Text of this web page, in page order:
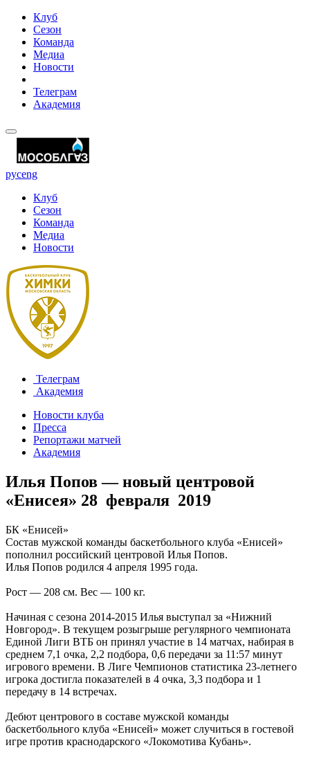
Клуб
Сезон
Команда
Медиа
Новости
Телеграм
Академия
русeng
Клуб
Сезон
Команда
Медиа
Новости
Телеграм
Академия
Новости клуба
Пресса
Репортажи матчей
Академия
Илья Попов — новый центровой
«Енисея» 28 февраля 2019
БК «Енисей»
Состав мужской команды баскетбольного клуба «Енисей»
пополнил российский центровой Илья Попов.
Илья Попов родился 4 апреля 1995 года.
Рост — 208 см. Вес — 100 кг.
Начиная с сезона 2014-2015 Илья выступал за «Нижний
Новгород». В текущем розыгрыше регулярного чемпионата
Единой Лиги ВТБ он принял участие в 14 матчах, набирая в
среднем 7,1 очка, 2,2 подбора, 0,6 передачи за 11:57 минут
игрового времени. В Лиге Чемпионов статистика 23-летнего
игрока достигла показателей в 4 очка, 3,3 подбора и 1
передачу в 14 встречах.
Дебют центрового в составе мужской команды
баскетбольного клуба «Енисей» может случиться в гостевой
игре против краснодарского «Локомотива Кубань».